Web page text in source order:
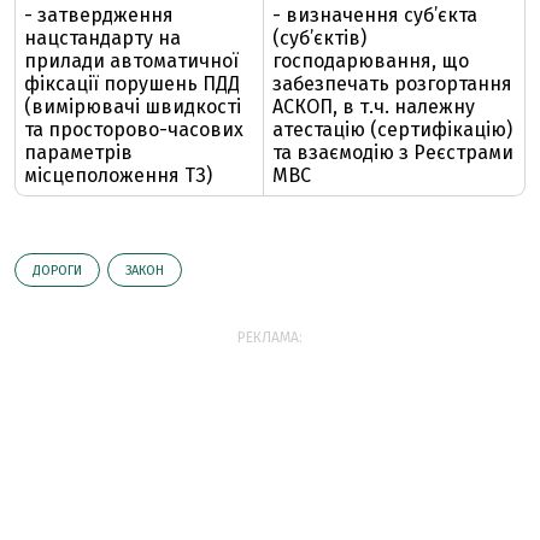
- затвердження
нацстандарту на
прилади автоматичної
фіксації порушень ПДД
(вимірювачі швидкості
та просторово-часових
параметрів
місцеположення ТЗ)
- визначення суб’єкта
(суб’єктів)
господарювання, що
забезпечать розгортання
АСКОП, в т.ч. належну
атестацію (сертифікацію)
та взаємодію з Реєстрами
МВС
ДОРОГИ ЗАКОН
РЕКЛАМА: